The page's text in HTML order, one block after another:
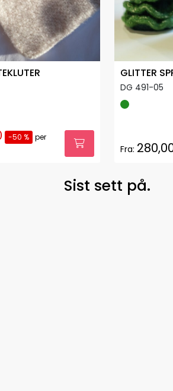
-50 % per
GLITTER
DG 491-05
Fra:
Sist sett på.